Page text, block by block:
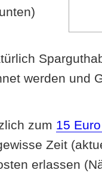
werden und
zum 15
Zeit
erlassen